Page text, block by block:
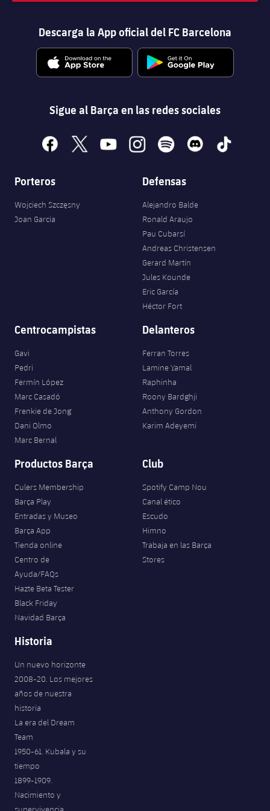
Descarga la App oficial del FC Barcelona
Sigue al Barça en las redes sociales
facebook
x youtubeinstagramspotify discord tiktok
Porteros
Wojciech Szczęsny
Joan Garcia
Defensas
Alejandro Balde
Ronald Araujo
Pau Cubarsí
Andreas Christensen
Gerard Martín
Jules Kounde
Eric García
Héctor Fort
Centrocampistas
Gavi
Pedri
Fermín López
Marc Casadó
Frenkie de Jong
Dani Olmo
Marc Bernal
Delanteros
Ferran Torres
Lamine Yamal
Raphinha
Roony Bardghji
Anthony Gordon
Karim Adeyemi
Productos Barça
Culers Membership
Barça Play
Entradas y Museo
Barça App
Tienda online
Centro de
Ayuda/FAQs
Hazte Beta Tester
Black Friday
Navidad Barça
Club
Spotify Camp Nou
Canal ético
Escudo
Himno
Trabaja en las Barça
Stores
Historia
Un nuevo horizonte
2008-20. Los mejores
años de nuestra
historia
La era del Dream
Team
1950-61. Kubala y su
tiempo
1899-1909.
Nacimiento y